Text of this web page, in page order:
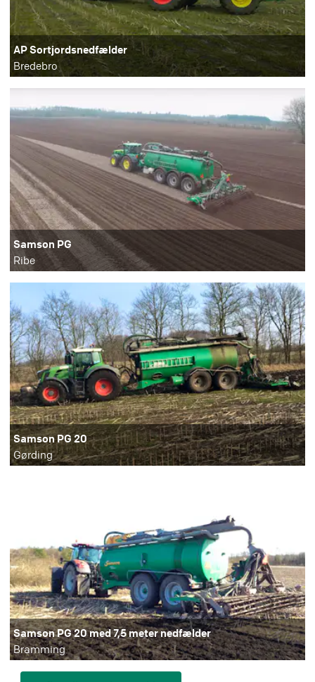
AP Sortjordsnedfælder
Bredebro
Samson PG
Ribe
Samson PG 20
Gørding
Samson PG 20 med 7,5 meter nedfælder
Bramming